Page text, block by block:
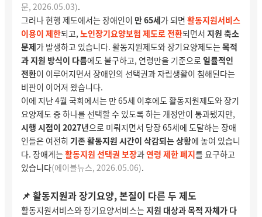
문, 2026.05.03).
그러나 현행 제도에서는 장애인이 만 65세가 되면 활동지원서비스
이용이 제한되고, 노인장기요양보험 제도로 전환되면서 지원 축소
문제가 발생하고 있습니다. 활동지원제도와 장기요양제도는목적
과 지원 방식이 다름에도 불구하고, 연령만을 기준으로일률적인
전환이 이루어지면서 장애인의 선택권과 자립생활이 침해된다는
비판이 이어져 왔습니다.
이에 지난 4월 국회에서는 만 65세 이후에도 활동지원제도와 장기
요양제도 중 하나를 선택할 수 있도록 하는 개정안이 통과됐지만,
시행 시점이 2027년으로 미뤄지면서 당장 65세에 도달하는 장애
인들은 여전히 기존 활동지원 시간이 삭감되는 상황에 놓여 있습니
다. 장애계는활동지원 선택권 보장과연령 제한 폐지를 요구하고
있습니다(에이블뉴스, 2026.05.06).
📌 활동지원과 장기요양, 본질이 다른 두 제도
활동지원서비스와 장기요양서비스는지원 대상과 목적 자체가 다